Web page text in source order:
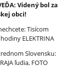
Videný bol za
obci!
Tisícom
ELEKTRINA
Slovensku:
ľudia, FOTO